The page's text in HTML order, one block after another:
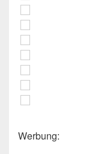
Werbung: